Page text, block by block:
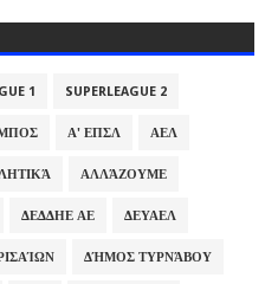
1 SUPERLEAGUE 2
Α' ΕΠΣΛ ΑΕΛ
ΑΛΛΆΖΟΥΜΕ
ΔΕΔΔΗΕ ΑΕ ΔΕΥΑΕΛ
ΔΉΜΟΣ ΤΥΡΝΆΒΟΥ